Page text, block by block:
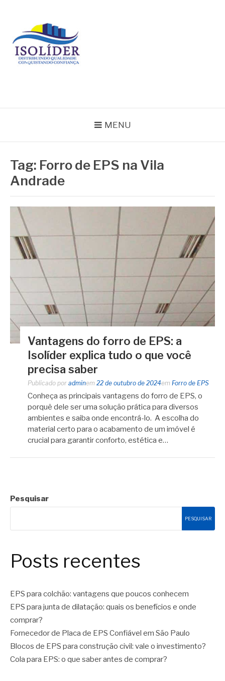
conteúdo
MENU
Tag: Forro de EPS na Vila
Andrade
Vantagens do forro de EPS: a
Isolíder explica tudo o que você
precisa saber
Publicado por adminem 22 de outubro de 2024em Forro de EPS
Conheça as principais vantagens do forro de EPS, o
porquê dele ser uma solução prática para diversos
ambientes e saiba onde encontrá-lo. A escolha do
material certo para o acabamento de um imóvel é
crucial para garantir conforto, estética e…
Pesquisar
PESQUISAR
Posts recentes
EPS para colchão: vantagens que poucos conhecem
EPS para junta de dilatação: quais os benefícios e onde
comprar?
Fornecedor de Placa de EPS Confiável em São Paulo
Blocos de EPS para construção civil: vale o investimento?
Cola para EPS: o que saber antes de comprar?